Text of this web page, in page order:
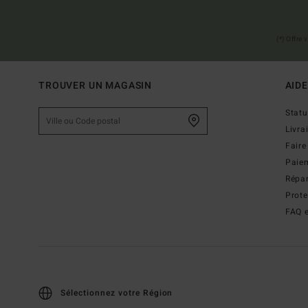
TROUVER UN MAGASIN AIDE
FAQ
Sélectionnez votre Région